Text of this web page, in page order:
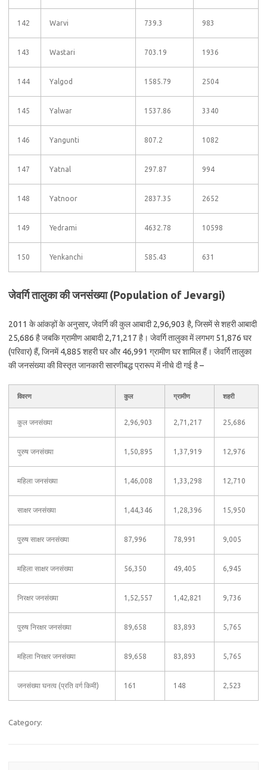
142 Warvi 739.3 983
143 Wastari 703.19 1936
144 Yalgod 1585.79 2504
145 Yalwar 1537.86 3340
146 Yangunti 807.2 1082
147 Yatnal 297.87 994
148 Yatnoor 2837.35 2652
149 Yedrami 4632.78 10598
150 Yenkanchi 585.43 631
जेवर्गि तालुका की जनसंख्या (Population of Jevargi)
2011 के आंकड़ों के अनुसार, जेवर्गि की कुल आबादी 2,96,903 है, जिसमें से शहरी आबादी
25,686 है जबकि ग्रामीण आबादी 2,71,217 है। जेवर्गि तालुका में लगभग 51,876 घर
(परिवार) हैं, जिनमें 4,885 शहरी घर और 46,991 ग्रामीण घर शामिल हैं। जेवर्गि तालुका
की जनसंख्या की विस्तृत जानकारी सारणीबद्ध प्रारूप में नीचे दी गई है –
विवरण कुल ग्रामीण शहरी
कुल जनसंख्या 2,96,903 2,71,217 25,686
पुरुष जनसंख्या 1,50,895 1,37,919 12,976
महिला जनसंख्या 1,46,008 1,33,298 12,710
साक्षर जनसंख्या 1,44,346 1,28,396 15,950
पुरुष साक्षर जनसंख्या 87,996 78,991 9,005
महिला साक्षर जनसंख्या 56,350 49,405 6,945
निरक्षर जनसंख्या 1,52,557 1,42,821 9,736
पुरुष निरक्षर जनसंख्या 89,658 83,893 5,765
महिला निरक्षर जनसंख्या 89,658 83,893 5,765
जनसंख्या घनत्व (प्रति वर्ग किमी) 161 148 2,523
Category: